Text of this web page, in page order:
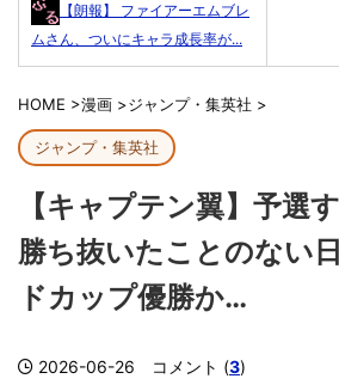
【朗報】 ファイアーエムブレ
ムさん、ついにキャラ成長率が...
HOME >漫画 >ジャンプ・集英社 >
ジャンプ・集英社
【キャプテン翼】予選
勝ち抜いたことのない
ドカップ優勝か…
2026-06-26 コメント (3)